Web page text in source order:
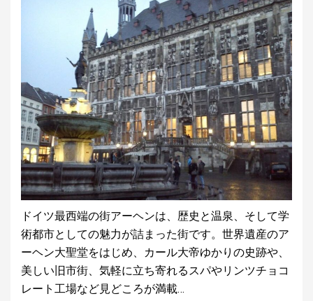
ドイツ最西端の街アーヘンは、歴史と温泉、そして学
術都市としての魅力が詰まった街です。世界遺産のア
ーヘン大聖堂をはじめ、カール大帝ゆかりの史跡や、
美しい旧市街、気軽に立ち寄れるスパやリンツチョコ
レート工場など見どころが満載…